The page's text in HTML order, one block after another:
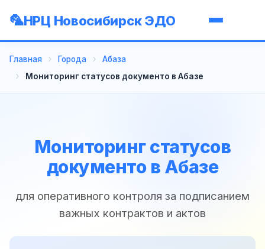
НРЦ Новосибирск ЭДО
Главная Города
Абаза
Мониторинг статусов документо в Абазе
Мониторинг статусов
документо в Абазе
для оперативного контроля за подписанием
важных контрактов и актов